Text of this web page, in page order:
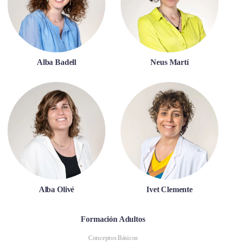
Alba Badell Neus Martí
Alba Olivé Ivet Clemente
Formación Adultos
Conceptos Básicos